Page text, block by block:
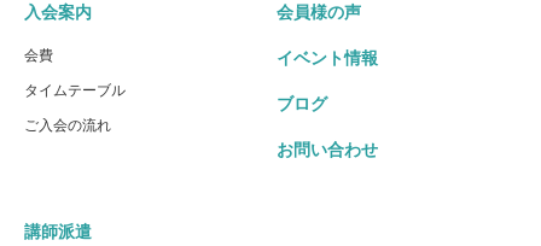
入会案内
会費
タイムテーブル
ご入会の流れ
会員様の声
イベント情報
ブログ
お問い合わせ
講師派遣